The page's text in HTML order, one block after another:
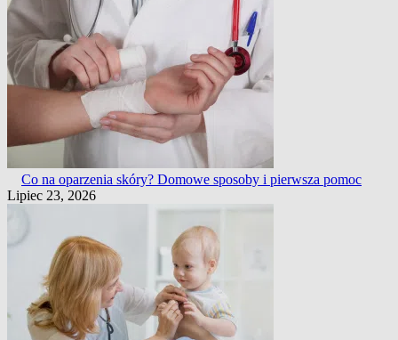
Co na oparzenia skóry? Domowe sposoby i pierwsza pomoc
Lipiec 23, 2026